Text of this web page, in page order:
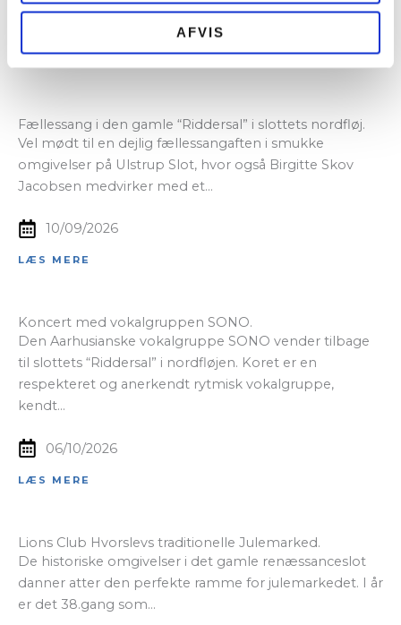
AFVIS
Fællessang i den gamle “Riddersal” i slottets nordfløj.
Vel mødt til en dejlig fællessangaften i smukke
omgivelser på Ulstrup Slot, hvor også Birgitte Skov
Jacobsen medvirker med et…
10/09/2026
LÆS MERE
Koncert med vokalgruppen SONO.
Den Aarhusianske vokalgruppe SONO vender tilbage
til slottets “Riddersal” i nordfløjen. Koret er en
respekteret og anerkendt rytmisk vokalgruppe,
kendt…
06/10/2026
LÆS MERE
Lions Club Hvorslevs traditionelle Julemarked.
De historiske omgivelser i det gamle renæssanceslot
danner atter den perfekte ramme for julemarkedet. I år
er det 38.gang som…